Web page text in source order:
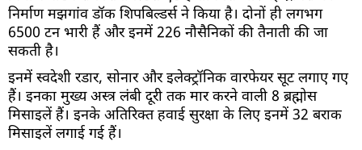
निर्माण मझगांव डॉक शिपबिल्डर्स ने किया है। दोनों ही लगभग
6500 टन भारी हैं और इनमें 226 नौसैनिकों की तैनाती की जा
सकती है।
इनमें स्वदेशी रडार, सोनार और इलेक्ट्रॉनिक वारफेयर सूट लगाए गए
हैं। इनका मुख्य अस्त्र लंबी दूरी तक मार करने वाली 8 ब्रह्मोस
मिसाइलें हैं। इनके अतिरिक्त हवाई सुरक्षा के लिए इनमें 32 बराक
मिसाइलें लगाई गई हैं।